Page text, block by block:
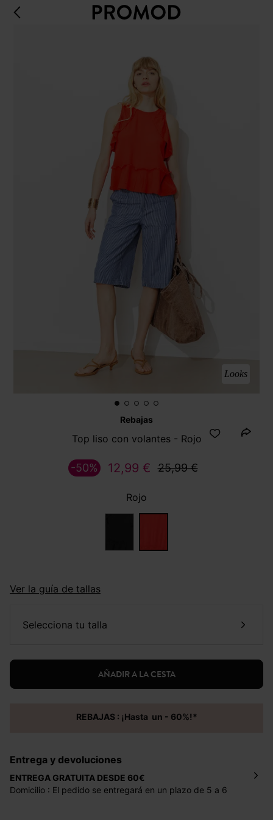
Looks
Rebajas
Top liso con volantes - Rojo
12,99 € 25,99 €
-50%
Rojo
Ver la guía de tallas
selecciona tu talla
AÑADIR A LA CESTA
REBAJAS : ¡Hasta un - 60%!*
Entrega y devoluciones
ENTREGA GRATUITA DESDE 60€
Domicilio : El pedido se entregará en un plazo de 5 a 6